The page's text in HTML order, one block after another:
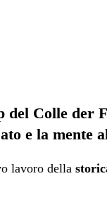
Colle der
e la mente
lavoro della